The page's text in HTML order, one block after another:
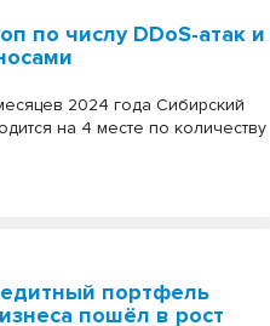
по числу DDoS-атак и
2024 года Сибирский
на 4 месте по количеству
портфель
пошёл в рост